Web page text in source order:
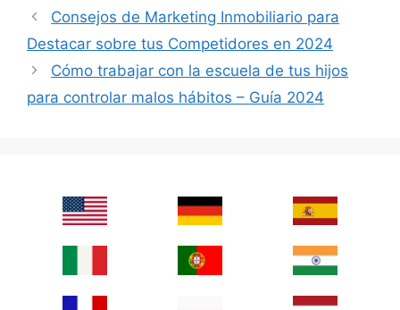
Consejos de Marketing Inmobiliario para
Destacar sobre tus Competidores en 2024
Cómo trabajar con la escuela de tus hijos
para controlar malos hábitos – Guía 2024